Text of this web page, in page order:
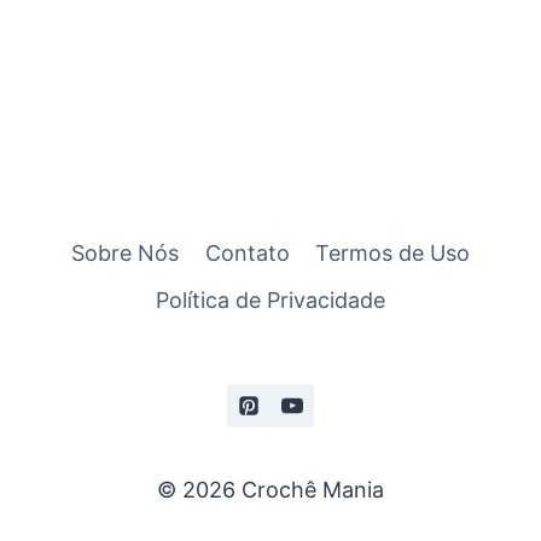
Sobre Nós Contato
Termos de Uso
Política de Privacidade
© 2026 Crochê Mania